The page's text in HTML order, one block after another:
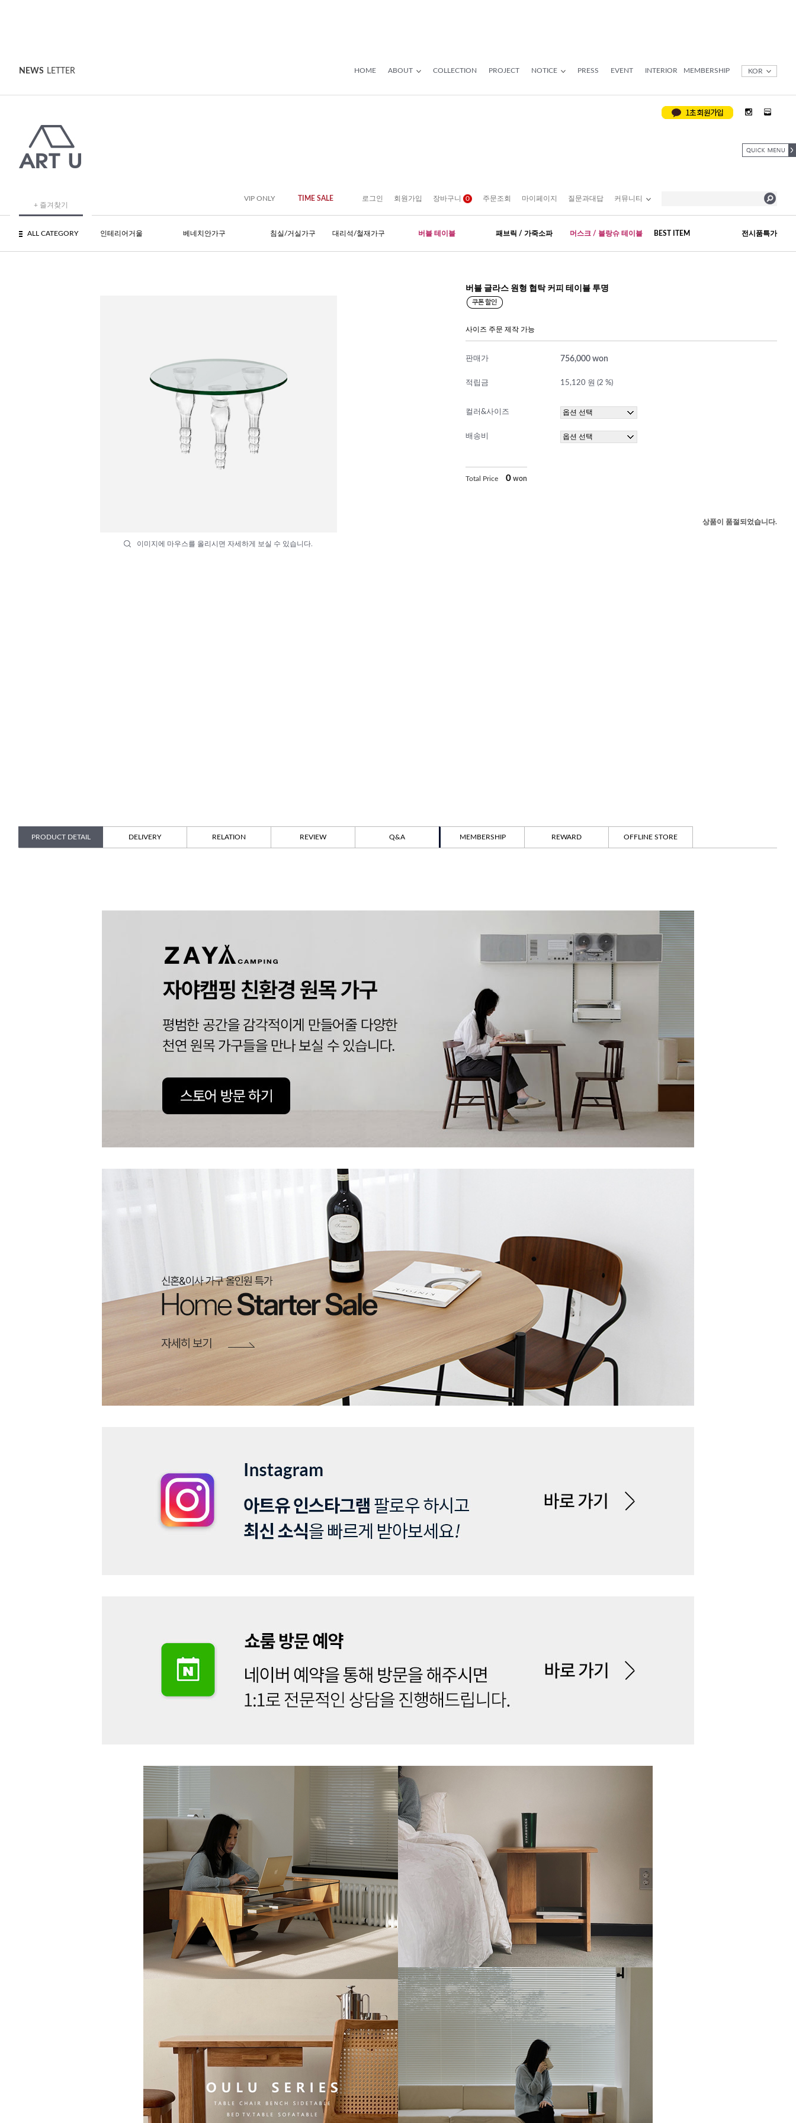
NEWS LETTER HOME ABOUT COLLECTION PROJECT NOTICE PRESS EVENT INTERIOR MEMBERSHIP KOR
+ 즐겨찾기
VIP ONLY TIME SALE 로그인 회원가입 장바구니 0 주문조회 마이페이지 질문과대답 커뮤니티
ALL CATEGORY 인테리어거울 베네치안가구 침실/거실가구 대리석/철재가구 버블 테이블 패브릭 / 가죽소파 머스크 / 블랑슈 테이블 BEST ITEM 전시품특가
이미지에 마우스를 올리시면 자세하게 보실 수 있습니다.
버블 글라스 원형 협탁 커피 테이블 투명
사이즈 주문 제작 가능
판매가 756,000 won
적립금 15,120 원 (2 %)
컬러&사이즈
배송비
Total Price 0 won
상품이 품절되었습니다.
PRODUCT DETAIL DELIVERY RELATION REVIEW Q&A MEMBERSHIP REWARD OFFLINE STORE